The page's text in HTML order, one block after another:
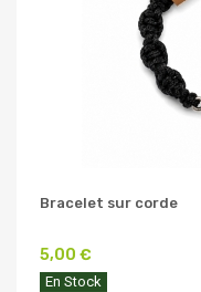
Bracelet sur corde
5,00 €
En Stock